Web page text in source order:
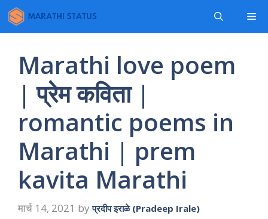
Skip
to
content
Marathi love poem
| प्रेम कविता |
romantic poems in
Marathi | prem
kavita Marathi
मार्च 14, 2021 byप्रदीप इराळे (Pradeep Irale)